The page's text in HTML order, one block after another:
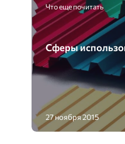
Что еще почитать
Сферы
27 ноября 2015